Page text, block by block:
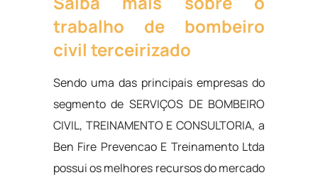
trabalho de bombeiro
civil terceirizado
Sendo uma das principais empresas do
segmento de SERVIÇOS DE BOMBEIRO
CIVIL, TREINAMENTO E CONSULTORIA, a
Ben Fire Prevencao E Treinamento Ltda
possui os melhores recursos do mercado